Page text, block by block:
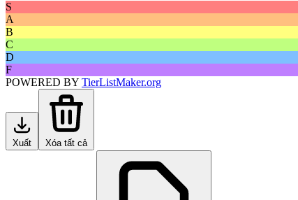
S
A
B
C
D
F
POWERED BY TierListMaker.org
Xuất Xóa tất cả